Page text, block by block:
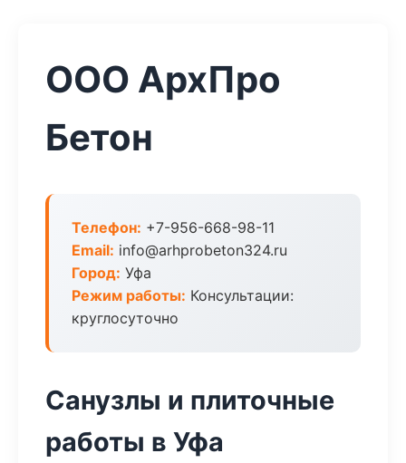
ООО АрхПро
Бетон
Телефон: +7-956-668-98-11
Email: info@arhprobeton324.ru
Город: Уфа
Режим работы: Консультации:
круглосуточно
Санузлы и плиточные
работы в Уфа